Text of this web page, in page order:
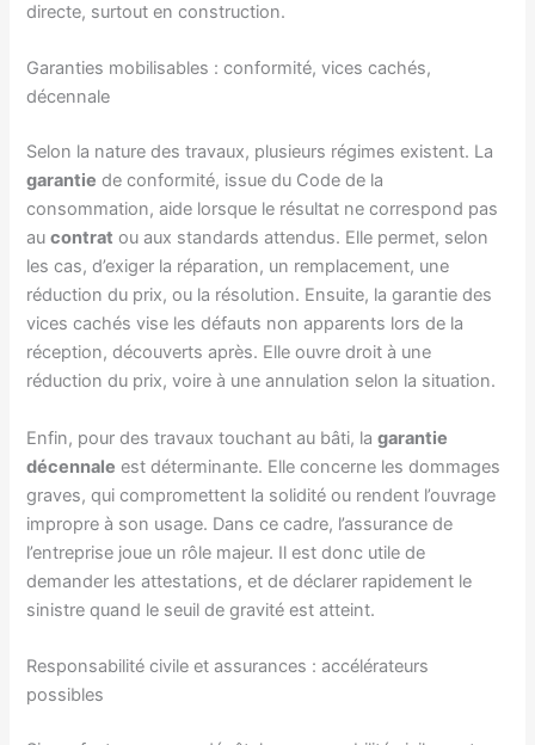
directe, surtout en construction.
Garanties mobilisables : conformité, vices cachés,
décennale
Selon la nature des travaux, plusieurs régimes existent. La
garantie de conformité, issue du Code de la
consommation, aide lorsque le résultat ne correspond pas
aucontrat ou aux standards attendus. Elle permet, selon
les cas, d’exiger la réparation, un remplacement, une
réduction du prix, ou la résolution. Ensuite, la garantie des
vices cachés vise les défauts non apparents lors de la
réception, découverts après. Elle ouvre droit à une
réduction du prix, voire à une annulation selon la situation.
Enfin, pour des travaux touchant au bâti, lagarantie
décennale est déterminante. Elle concerne les dommages
graves, qui compromettent la solidité ou rendent l’ouvrage
impropre à son usage. Dans ce cadre, l’assurance de
l’entreprise joue un rôle majeur. Il est donc utile de
demander les attestations, et de déclarer rapidement le
sinistre quand le seuil de gravité est atteint.
Responsabilité civile et assurances : accélérateurs
possibles